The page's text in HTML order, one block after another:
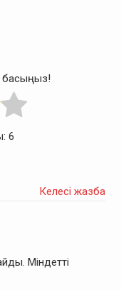
басыңыз!
6
Келесі жазба
Міндетті